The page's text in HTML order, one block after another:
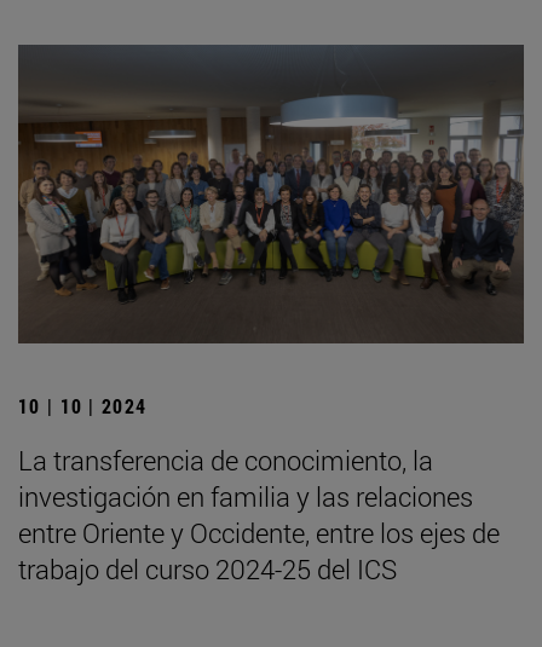
10 | 10 | 2024
La transferencia de conocimiento, la
investigación en familia y las relaciones
entre Oriente y Occidente, entre los ejes de
trabajo del curso 2024-25 del ICS